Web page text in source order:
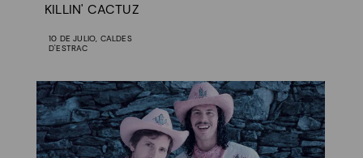
KILLIN' CACTUZ
10 DE JULIO, CALDES
D'ESTRAC